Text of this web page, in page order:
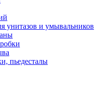
унитазов и умывальников
пьедесталы